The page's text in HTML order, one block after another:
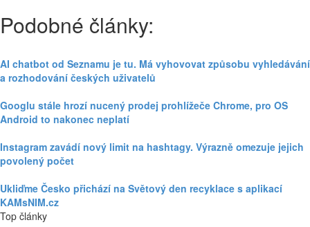
Podobné články:
AI chatbot od Seznamu je tu. Má vyhovovat způsobu vyhledávání
a rozhodování českých uživatelů
Googlu stále hrozí nucený prodej prohlížeče Chrome, pro OS
Android to nakonec neplatí
Instagram zavádí nový limit na hashtagy. Výrazně omezuje jejich
povolený počet
Ukliďme Česko přichází na Světový den recyklace s aplikací
KAMsNIM.cz
Top články